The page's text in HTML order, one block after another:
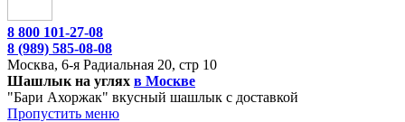
8 800 101-27-08
8 (989) 585-08-08
Москва, 6-я Радиальная 20, стр 10
Шашлык на углях в Москве
"Бари Ахоржак" вкусный шашлык с доставкой
Пропустить меню